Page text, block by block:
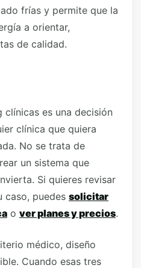
frías y permite que la
a orientar,
de calidad.
clínicas es una decisión
clínica que quiera
No se trata de
un sistema que
Si quieres revisar
caso, puedes solicitar
o ver planes y precios.
médico, diseño
Cuando esas tres